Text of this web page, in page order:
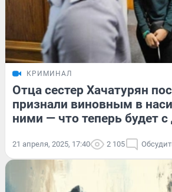
КРИМИНАЛ
Отца сестер Хачатурян
признали виновным в
ними — что теперь будет
21 апреля, 2025, 17:40 2 105